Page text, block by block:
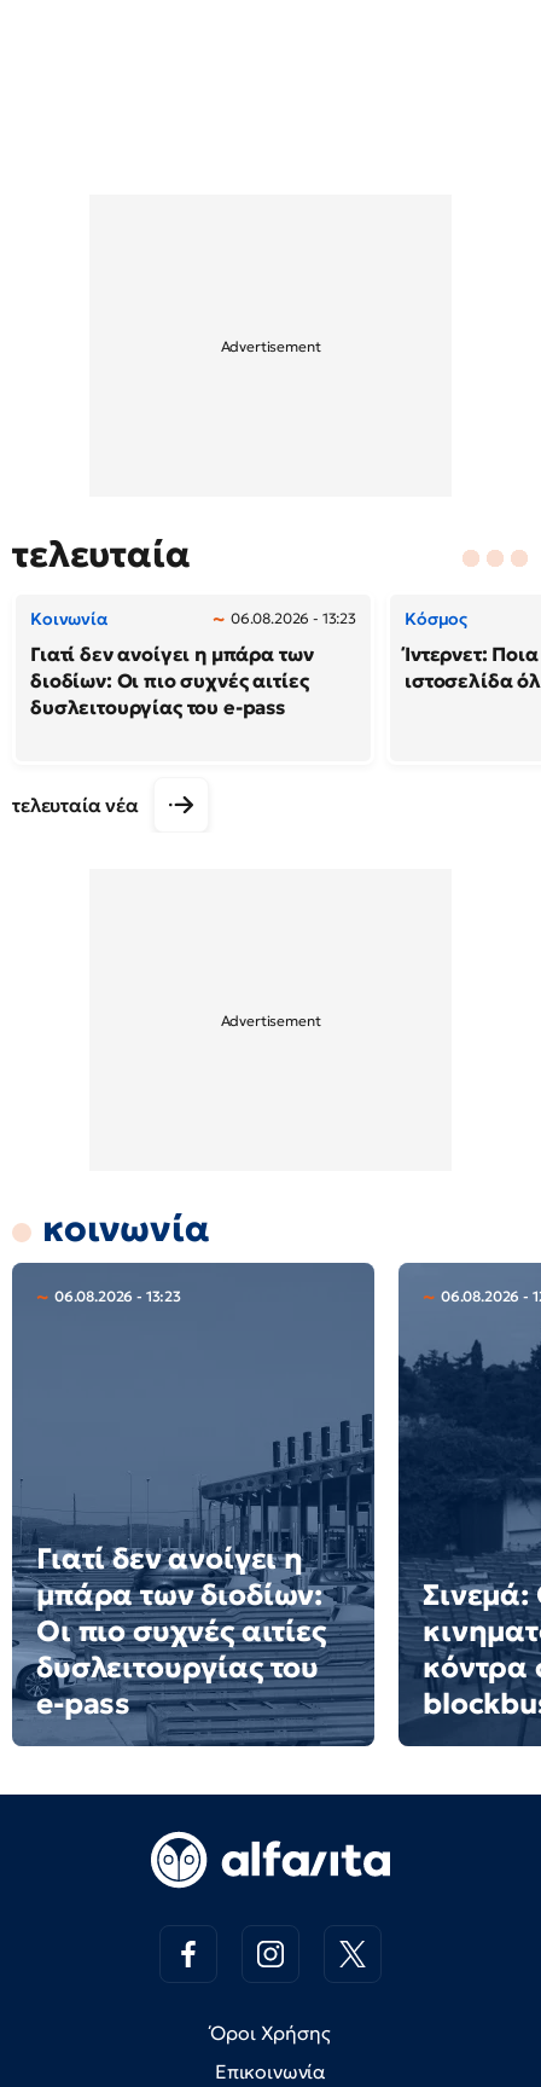
τελευταία
Κοινωνία 06.08.2026 - 13:23
Γιατί δεν ανοίγει η μπάρα των
διοδίων: Οι πιο συχνές αιτίες
δυσλειτουργίας του e-pass
Κόσμος
Ίντερνετ:
ιστοσελίδα
τελευταία νέα
κοινωνία
06.08.2026 - 13:23
Γιατί δεν ανοίγει η
μπάρα των διοδίων:
Οι πιο συχνές αιτίες
δυσλειτουργίας του
e-pass
06.08.2026 -
Σινεμά:
κόντρα
Όροι Χρήσης
Επικοινωνία